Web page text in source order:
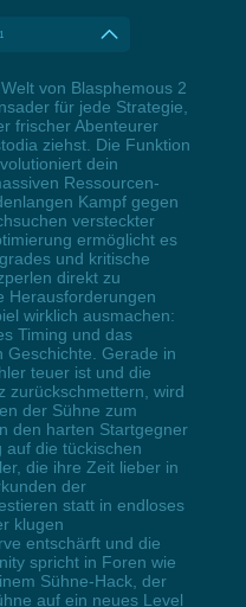
von Blasphemous 2
für jede Strategie,
frischer Abenteurer
ziehst. Die Funktion
dein
Ressourcen-
Kampf gegen
versteckter
ermöglicht es
und kritische
direkt zu
Herausforderungen
wirklich ausmachen:
Timing und das
Geschichte. Gerade in
teuer ist und die
zurückschmettern, wird
der Sühne zum
den harten Startgegner
auf die tückischen
die ihre Zeit lieber in
der
statt in endloses
klugen
entschärft und die
spricht in Foren wie
Sühne-Hack, der
auf ein neues Level